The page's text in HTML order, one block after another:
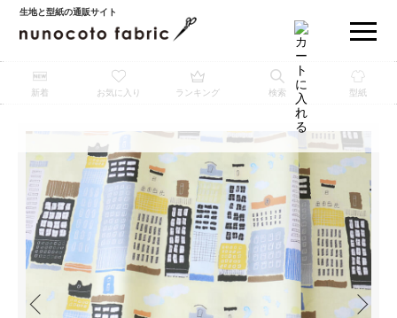
生地と型紙の通販サイト
新着 お気に入り ランキング 検索 型紙